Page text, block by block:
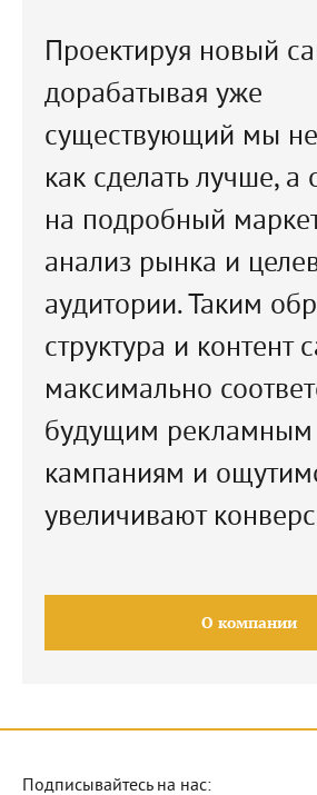
Проектируя новый
дорабатывая уже
существующий мы
как сделать лучше, а
на подробный
анализ рынка и
аудитории. Таким
структура и контент
максимально
будущим рекламным
кампаниям и
увеличивают
О компании
Подписывайтесь на нас: